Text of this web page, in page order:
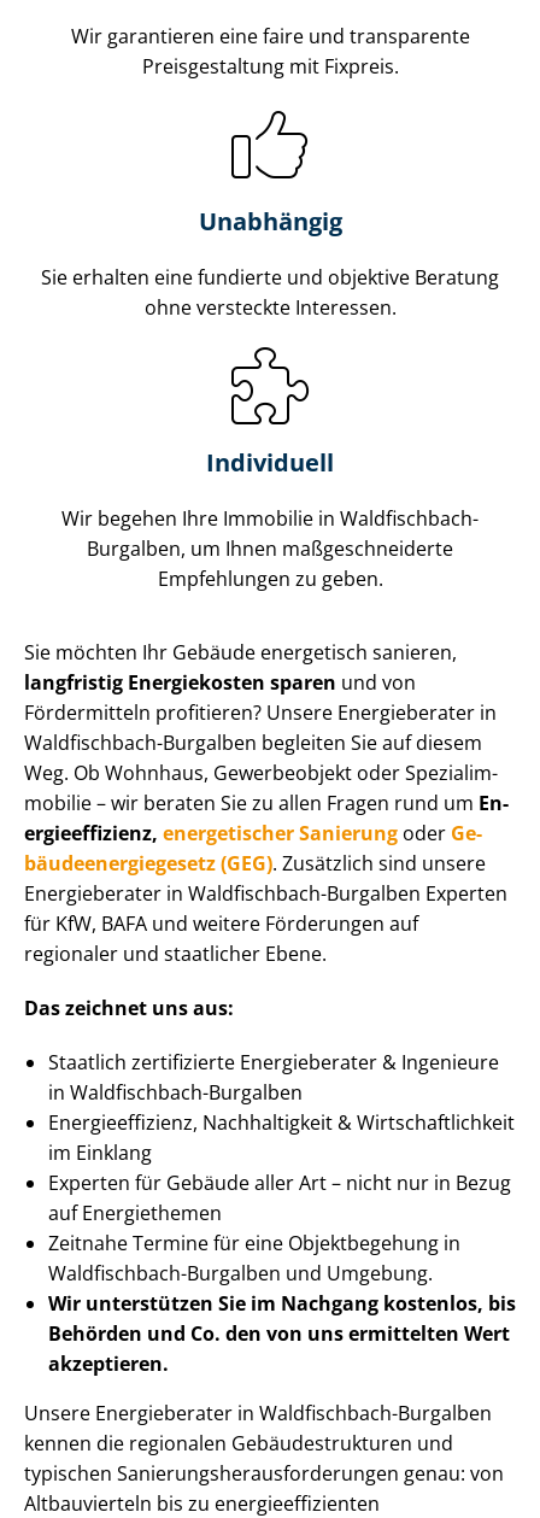
Wir garantieren eine faire und transparente
Preisgestaltung mit Fixpreis.
Unabhängig
Sie erhalten eine fundierte und objektive Beratung
ohne versteckte Interessen.
Individuell
Wir begehen Ihre Immobilie in Waldfischbach-
Burgalben, um Ihnen maß­ge­schnei­der­te
Empfehlungen zu geben.
Sie möchten Ihr Gebäude energetisch sanieren,
langfristig Energiekosten sparen und von
Fördermitteln profitieren? Unsere Energieberater in
Waldfischbach-Burgalben begleiten Sie auf diesem
Weg. Ob Wohnhaus, Gewerbeobjekt oder Spe­zi­al­im­
mo­bi­lie – wir beraten Sie zu allen Fragen rund um En­
er­gie­ef­fi­zi­enz, energetischer Sanierung oder Ge­
bäu­de­en­er­gie­ge­setz (GEG). Zusätzlich sind unsere
Energieberater in Waldfischbach-Burgalben Experten
für KfW, BAFA und weitere Förderungen auf
regionaler und staatlicher Ebene.
Das zeichnet uns aus:
Staatlich zertifizierte Energieberater & Ingenieure
in Waldfischbach-Burgalben
En­er­gie­ef­fi­zi­enz, Nachhaltigkeit & Wirt­schaft­lich­keit
im Einklang
Experten für Gebäude aller Art – nicht nur in Bezug
auf Energiethemen
Zeitnahe Termine für eine Objektbegehung in
Waldfischbach-Burgalben und Umgebung.
Wir unterstützen Sie im Nachgang kostenlos, bis
Behörden und Co. den von uns ermittelten Wert
akzeptieren.
Unsere Energieberater in Waldfischbach-Burgalben
kennen die regionalen Ge­bäu­de­struk­tu­ren und
typischen Sa­nie­rungs­her­aus­for­de­run­gen genau: von
Altbauvierteln bis zu en­er­gie­ef­fi­zi­en­ten